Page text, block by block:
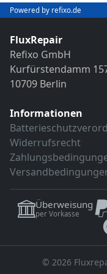
Sollten weitere
erfolgt eine
vorheriger
Bild- und
VDE-
Sollten weitere
erfolgt eine
vorheriger
Powered by refixo.de
FluxRepair
Refixo GmbH
Kurfürstendamm
10709 Berlin
Informationen
Widerrufsrecht
Überweisung
per Vorkasse
© 2026